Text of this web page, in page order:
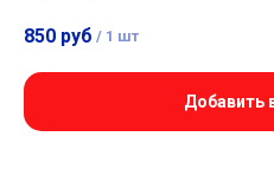
850 руб / 1 шт
Добавить